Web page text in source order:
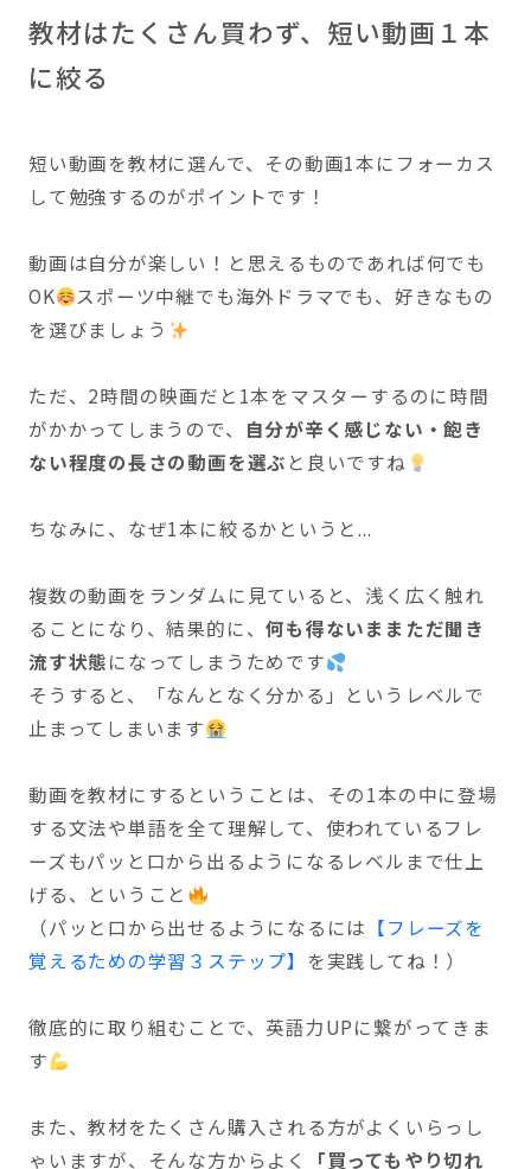
教材はたくさん買わず、短い動画１本
に絞る
短い動画を教材に選んで、その動画1本にフォーカス
して勉強するのがポイントです！
動画は自分が楽しい！と思えるものであれば何でも
OK
スポーツ中継でも海外ドラマでも、好きなもの
を選びましょう
ただ、2時間の映画だと1本をマスターするのに時間
がかかってしまうので、
自分が辛く感じない・飽き
ない程度の長さの動画を選ぶ と良いですね
ちなみに、なぜ1本に絞るかというと...
複数の動画をランダムに見ていると、浅く広く触れ
ることになり、結果的に、何も得ないままただ聞き
流す状態になってしまうためです
そうすると、「なんとなく分かる」というレベルで
止まってしまいます
動画を教材にするということは、その1本の中に登場
する文法や単語を全て理解して、使われているフレ
ーズもパッと口から出るようになるレベルまで仕上
げる、ということ
（パッと口から出せるようになるには 【フレーズを
覚えるための学習３ステップ】 を実践してね！）
徹底的に取り組むことで、英語力UPに繋がってきま
す
また、教材をたくさん購入される方がよくいらっし
ゃいますが、そんな方からよく
「買ってもやり切れ